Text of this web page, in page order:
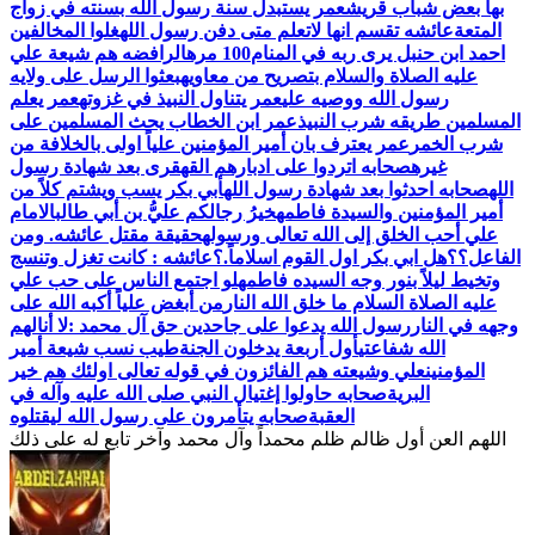
بها بعض شباب قريشعمر يستبدل سنة رسول الله بسنته في زواج
المتعةعائشه تقسم انها لاتعلم متى دفن رسول اللهغلوا المخالفين
احمد ابن حنبل يرى ربه في المنام100 مره
الرافضه هم شيعة علي
عليه الصلاة والسلام بتصريح من معاويهبعثوا الرسل على ولايه
رسول الله ووصيه عليعمر يتناول النبيذ في غزوتهعمر يعلم
المسلمين طريقه شرب النبيذعمر ابن الخطاب يحث المسلمين على
شرب الخمر عمر يعترف بان أمير المؤمنين علياً اولى بالخلافة من
غيرهصحابه اتردوا على ادبارهم القهقرى بعد شهادة رسول
اللهصحابه احدثوا بعد شهادة رسول اللهأبي بكر يسب ويشتم كلاً من
أمير المؤمنين والسيدة فاطمهخيرُ رجالكم عليُّ بن أبي طالبالامام
علي أحب الخلق إلى الله تعالى ورسولهحقيقة مقتل عائشه. ومن
الفاعل؟؟هل ابي بكر اول القوم اسلاماً.؟عائشه : كانت تغزل وتنسج
وتخيط ليلاً بنور وجه السيده فاطمهلو اجتمع الناس على حب علي
عليه الصلاة السلام ما خلق الله النار من أبغض علياً أكبه الله على
وجهه في النار رسول الله يدعوا على جاحدين حق آل محمد :لا أنالهم
الله شفاعتيأول أربعة يدخلون الجنةطيب نسب شيعة أمير
المؤمنينعلي وشيعته هم الفائزون في قوله تعالى اولئك هم خير
البريةصحابه حاولوا إغتيال النبي صلى الله عليه وآله في
العقبة
اللهم العن أول ظالم ظلم محمداً وآل محمد وآخر تابع له على ذلك